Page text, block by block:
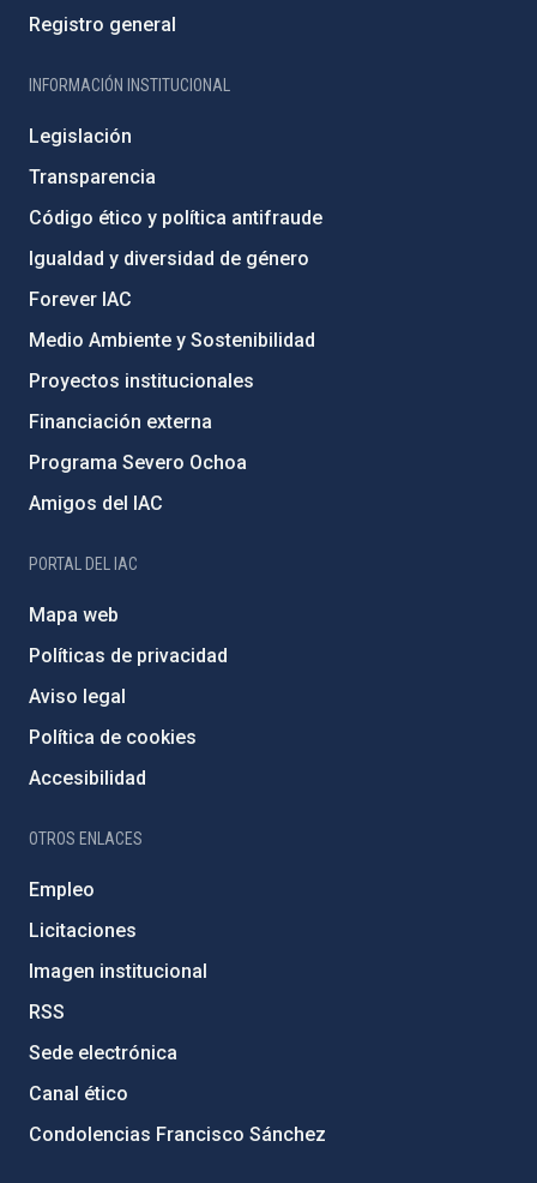
Registro general
INFORMACIÓN INSTITUCIONAL
Legislación
Transparencia
Código ético y política antifraude
Igualdad y diversidad de género
Forever IAC
Medio Ambiente y Sostenibilidad
Proyectos institucionales
Financiación externa
Programa Severo Ochoa
Amigos del IAC
PORTAL DEL IAC
Mapa web
Políticas de privacidad
Aviso legal
Política de cookies
Accesibilidad
OTROS ENLACES
Empleo
Licitaciones
Imagen institucional
RSS
Sede electrónica
Canal ético
Condolencias Francisco Sánchez